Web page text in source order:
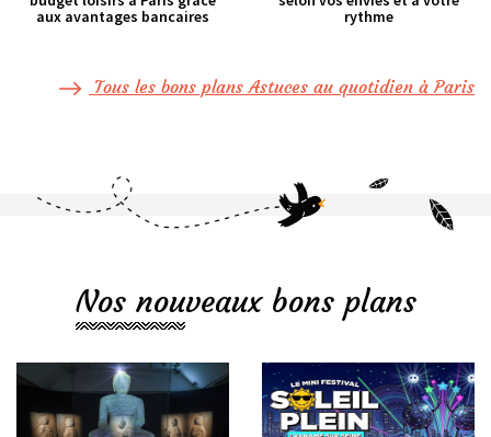
aux avantages bancaires
rythme
Tous les bons plans Astuces au quotidien à Paris
Nos nouveaux bons plans